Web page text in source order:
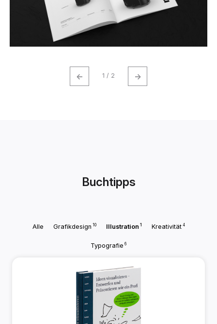
← 1 / 2 →
Buchtipps
Alle Grafikdesign 10 Illustration 1 Kreativität4
Typografie 6